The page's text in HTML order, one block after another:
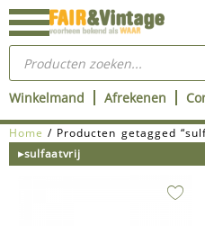
Ga
naar
inhoud
Producten
zoeken
Winkelmand Afrekenen
Home / Producten getagged
▸sulfaatvrij